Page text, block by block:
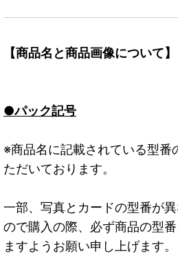
【商品名と商品画像について】
●パック記号
※商品名に記載されている型番
ただいております。
一部、写真とカードの型番が
ので購入の際、必ず商品の型
ますようお願い申し上げます。